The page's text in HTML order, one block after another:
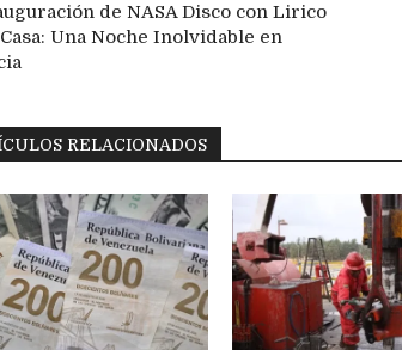
de NASA Disco con Lirico
Una Noche Inolvidable en
RELACIONADOS